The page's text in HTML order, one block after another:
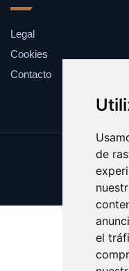
de
el
Legal
Cookies
Contacto
Update
Copyright